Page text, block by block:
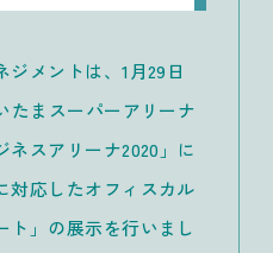
メントは、1月29日
たまスーパーアリーナ
スアリーナ2020」に
対応したオフィスカル
ト」の展示を行いまし